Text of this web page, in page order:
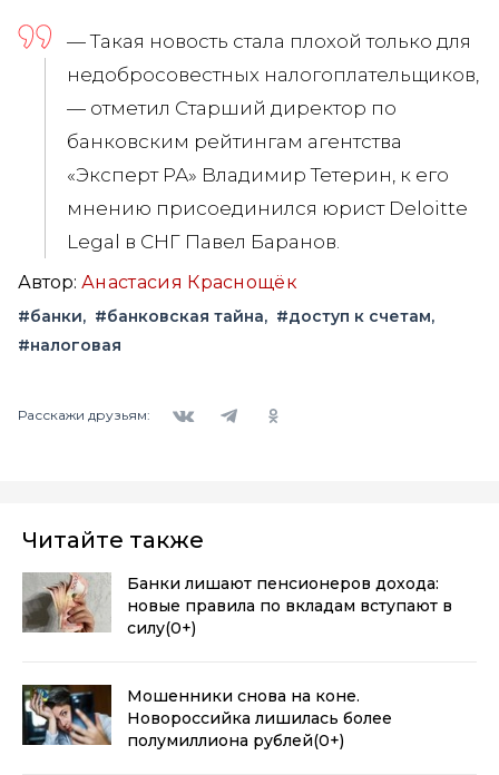
— Такая новость стала плохой только для
недобросовестных налогоплательщиков,
— отметил Старший директор по
банковским рейтингам агентства
«Эксперт РА» Владимир Тетерин, к его
мнению присоединился юрист Deloitte
Legal в СНГ Павел Баранов.
Автор: Анастасия Краснощёк
#банки #банковская тайна
#доступ к счетам
#налоговая
Расскажи друзьям:
Читайте также
Банки лишают пенсионеров дохода:
новые правила по вкладам вступают в
силу(0+)
Мошенники снова на коне.
Новороссийка лишилась более
полумиллиона рублей(0+)